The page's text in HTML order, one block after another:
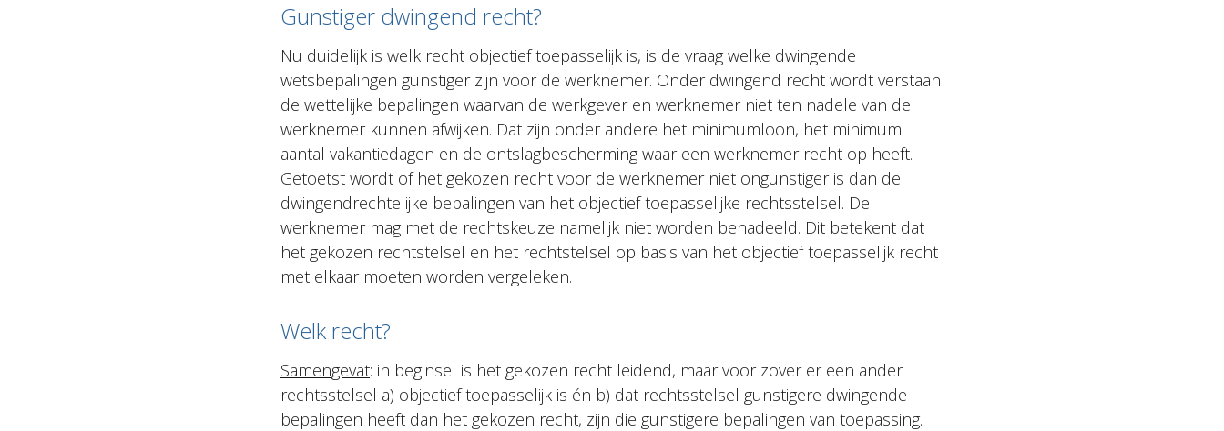
Gunstiger dwingend recht?
Nu duidelijk is welk recht objectief toepasselijk is, is de vraag welke dwingende
wetsbepalingen gunstiger zijn voor de werknemer. Onder dwingend recht wordt verstaan
de wettelijke bepalingen waarvan de werkgever en werknemer niet ten nadele van de
werknemer kunnen afwijken. Dat zijn onder andere het minimumloon, het minimum
aantal vakantiedagen en de ontslagbescherming waar een werknemer recht op heeft.
Getoetst wordt of het gekozen recht voor de werknemer niet ongunstiger is dan de
dwingendrechtelijke bepalingen van het objectief toepasselijke rechtsstelsel. De
werknemer mag met de rechtskeuze namelijk niet worden benadeeld. Dit betekent dat
het gekozen rechtstelsel en het rechtstelsel op basis van het objectief toepasselijk recht
met elkaar moeten worden vergeleken.
Welk recht?
Samengevat: in beginsel is het gekozen recht leidend, maar voor zover er een ander
rechtsstelsel a) objectief toepasselijk is én b) dat rechtsstelsel gunstigere dwingende
bepalingen heeft dan het gekozen recht, zijn die gunstigere bepalingen van toepassing.